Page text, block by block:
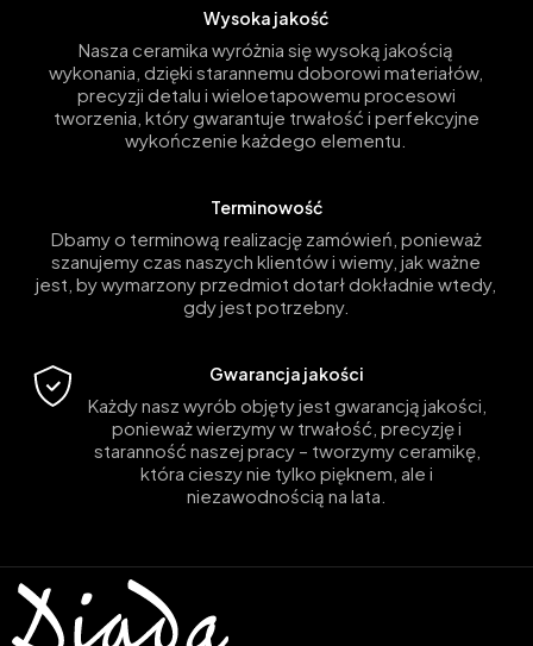
Wysoka jakość
Nasza ceramika wyróżnia się wysoką jakością
wykonania, dzięki starannemu doborowi materiałów,
precyzji detalu i wieloetapowemu procesowi
tworzenia, który gwarantuje trwałość i perfekcyjne
wykończenie każdego elementu.
Terminowość
Dbamy o terminową realizację zamówień, ponieważ
szanujemy czas naszych klientów i wiemy, jak ważne
jest, by wymarzony przedmiot dotarł dokładnie wtedy,
gdy jest potrzebny.
Gwarancja jakości
Każdy nasz wyrób objęty jest gwarancją jakości,
ponieważ wierzymy w trwałość, precyzję i
staranność naszej pracy – tworzymy ceramikę,
która cieszy nie tylko pięknem, ale i
niezawodnością na lata.